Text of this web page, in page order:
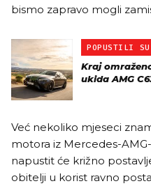
bismo zapravo mogli
POPUSTILI
Kraj
ukida AMG
Već nekoliko mjeseci
motora iz Mercedes-
napustit će križno
obitelji u korist ravno